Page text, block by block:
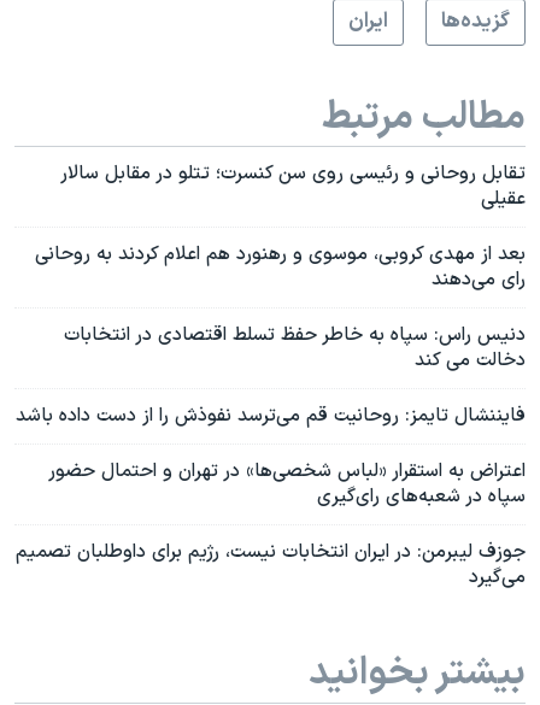
گزيده‌ها
ايران
مطالب مرتبط
تقابل روحانی و رئیسی روی سن کنسرت؛ تتلو در مقابل سالار
عقیلی
بعد از مهدی کروبی، موسوی و رهنورد هم اعلام کردند به روحانی
رای می‌دهند
دنیس راس: سپاه به خاطر حفظ تسلط اقتصادی در انتخابات
دخالت می کند
فايننشال تايمز: روحانيت قم می‌ترسد نفوذش را از دست داده باشد
اعتراض به استقرار «لباس شخصی‌ها» در تهران و احتمال حضور
سپاه در شعبه‌های رای‌گیری
جوزف لیبرمن: در ایران انتخابات نیست، رژیم برای داوطلبان تصمیم
می‌گیرد
بیشتر بخوانید